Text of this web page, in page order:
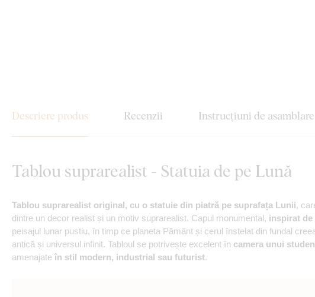
Descriere produs Recenzii Instrucțiuni de asamblare
Tablou suprarealist - Statuia de pe Lună
Tablou suprarealist original, cu o statuie din piatră pe suprafața Lunii,
dintre un decor realist și un motiv suprarealist. Capul monumental, inspirat de
peisajul lunar pustiu, în timp ce planeta Pământ și cerul înstelat din fundal
antică și universul infinit. Tabloul se potrivește excelent în camera unui
amenajate în stil modern, industrial sau futurist.